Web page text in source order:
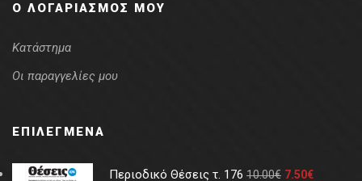
Ο ΛΟΓΑΡΙΑΣΜΌΣ ΜΟΥ
Κατάστημα
Οι παραγγελίες μου
ΕΠΙΛΕΓΜΈΝΑ
Περιοδικό Θέσεις τ. 176 10.00€ 7.50€